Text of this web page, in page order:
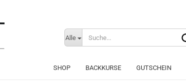
Alle
SHOP BACKKURSE GUTSCHEIN